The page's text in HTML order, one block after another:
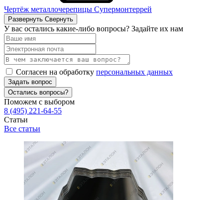
Чертёж металлочерепицы Супермонтеррей
Развернуть Свернуть
У вас остались какие-либо вопросы? Задайте их нам
Согласен на обработку персональных данных
Задать вопрос
Остались вопросы?
Поможем с выбором
8 (495) 221-64-55
Статьи
Все статьи